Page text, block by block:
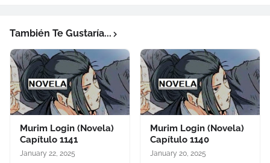
También Te Gustaría...
Murim Login (Novela)
Capítulo 1141
January 22, 2025
Murim Login (Novela)
Capítulo 1140
January 20, 2025